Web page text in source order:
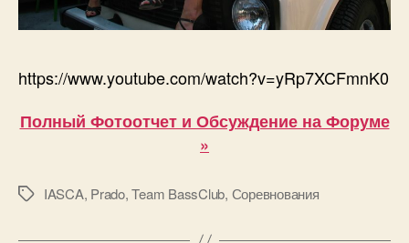
https://www.youtube.com/watch?v=yRp7XCFmnK0
Полный Фотоотчет и Обсуждение на Форуме
»
МеткиIASCA, Prado,Team BassClub, Соревнования